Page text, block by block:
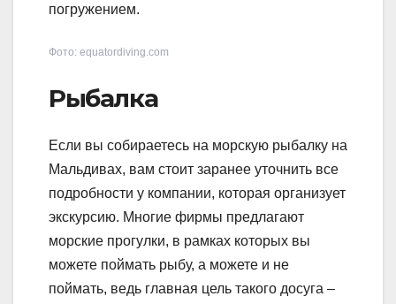
погружением.
Фото: equatordiving.com
Рыбалка
Если вы собираетесь на морскую рыбалку на
Мальдивах, вам стоит заранее уточнить все
подробности у компании, которая организует
экскурсию. Многие фирмы предлагают
морские прогулки, в рамках которых вы
можете поймать рыбу, а можете и не
поймать, ведь главная цель такого досуга –